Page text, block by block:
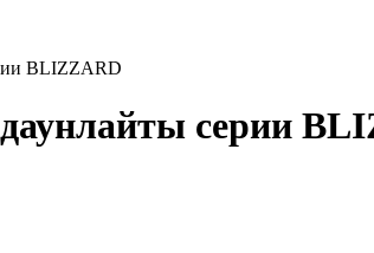
BLIZZARD
серии